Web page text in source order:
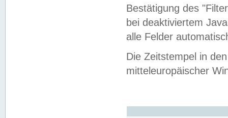
Bestätigung des
bei deaktiviertem
alle Felder
Die Zeitstempel in
mitteleuropäischer